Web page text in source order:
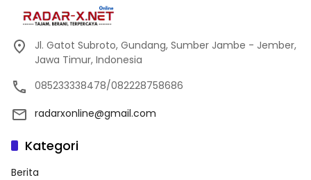
Jl. Gatot Subroto, Gundang, Sumber Jambe - Jember,
Jawa Timur, Indonesia
085233338478/082228758686
radarxonline@gmail.com
Kategori
Berita